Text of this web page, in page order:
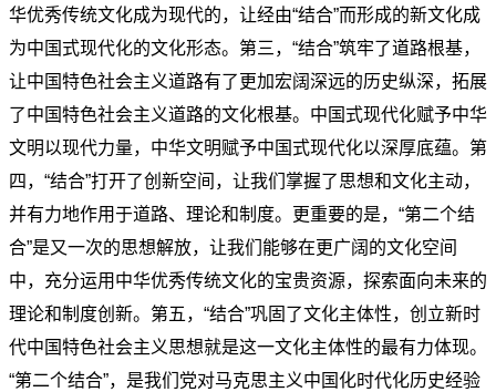
华优秀传统文化成为现代的，让经由“结合”而形成的新文化成
为中国式现代化的文化形态。第三，“结合”筑牢了道路根基，
让中国特色社会主义道路有了更加宏阔深远的历史纵深，拓展
了中国特色社会主义道路的文化根基。中国式现代化赋予中华
文明以现代力量，中华文明赋予中国式现代化以深厚底蕴。第
四，“结合”打开了创新空间，让我们掌握了思想和文化主动，
并有力地作用于道路、理论和制度。更重要的是，“第二个结
合”是又一次的思想解放，让我们能够在更广阔的文化空间
中，充分运用中华优秀传统文化的宝贵资源，探索面向未来的
理论和制度创新。第五，“结合”巩固了文化主体性，创立新时
代中国特色社会主义思想就是这一文化主体性的最有力体现。
“第二个结合”，是我们党对马克思主义中国化时代化历史经验